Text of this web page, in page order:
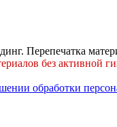
Перепечатка
без активной
обработки